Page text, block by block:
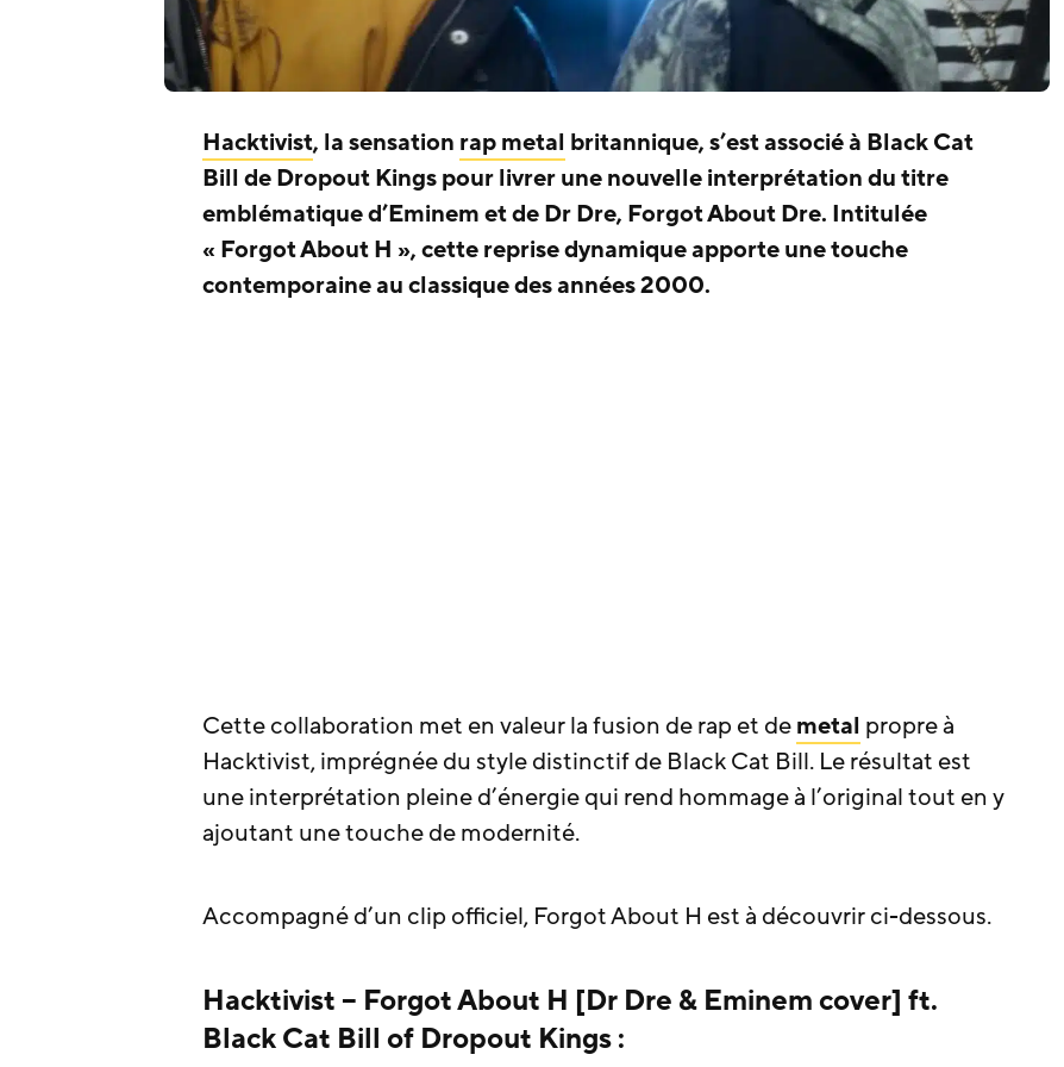
Hacktivist, la sensation rap metal britannique, s’est associé à Black Cat
Bill de Dropout Kings pour livrer une nouvelle interprétation du titre
emblématique d’Eminem et de Dr Dre, Forgot About Dre. Intitulée
« Forgot About H », cette reprise dynamique apporte une touche
contemporaine au classique des années 2000.
Cette collaboration met en valeur la fusion de rap et demetal propre à
Hacktivist, imprégnée du style distinctif de Black Cat Bill. Le résultat est
une interprétation pleine d’énergie qui rend hommage à l’original tout en y
ajoutant une touche de modernité.
Accompagné d’un clip officiel, Forgot About H est à découvrir ci-dessous.
Hacktivist – Forgot About H [Dr Dre & Eminem cover] ft.
Black Cat Bill of Dropout Kings :